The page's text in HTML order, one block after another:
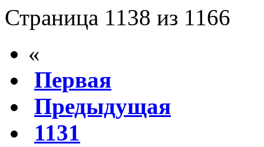
Страница 1138 из 1166
«
Первая
Предыдущая
1131